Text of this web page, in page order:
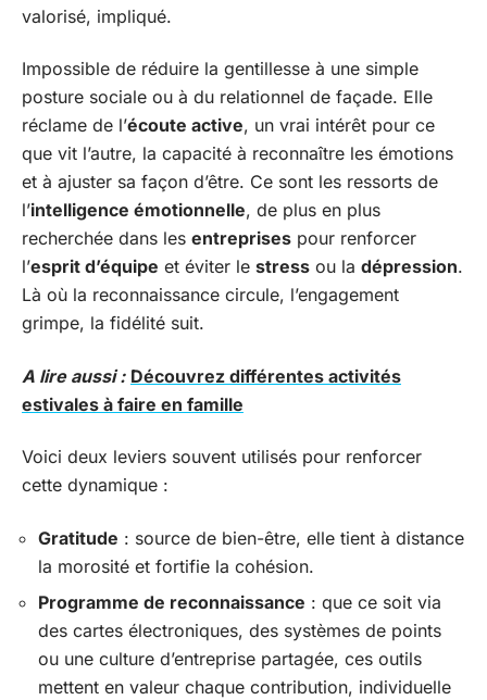
valorisé, impliqué.
Impossible de réduire la gentillesse à une simple
posture sociale ou à du relationnel de façade. Elle
réclame de l’écoute active, un vrai intérêt pour ce
que vit l’autre, la capacité à reconnaître les émotions
et à ajuster sa façon d’être. Ce sont les ressorts de
l’intelligence émotionnelle, de plus en plus
recherchée dans les entreprises pour renforcer
l’esprit d’équipe et éviter le stress ou la dépression.
Là où la reconnaissance circule, l’engagement
grimpe, la fidélité suit.
A lire aussi : Découvrez différentes activités
estivales à faire en famille
Voici deux leviers souvent utilisés pour renforcer
cette dynamique :
Gratitude : source de bien-être, elle tient à distance
la morosité et fortifie la cohésion.
Programme de reconnaissance : que ce soit via
des cartes électroniques, des systèmes de points
ou une culture d’entreprise partagée, ces outils
mettent en valeur chaque contribution, individuelle